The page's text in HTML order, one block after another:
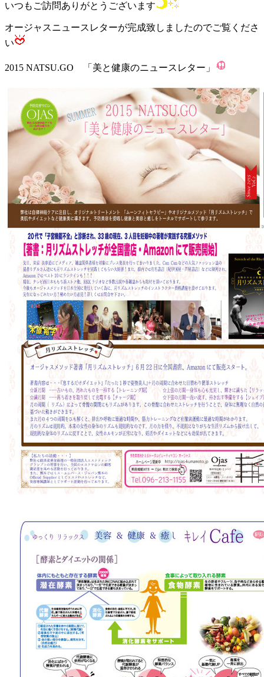
いつもご訪問ありがとうございます
オージャスニュースレターが完成致しましたのでご覧くださ
い
2015 NATSU.GO 「美と健康のニュースレター」